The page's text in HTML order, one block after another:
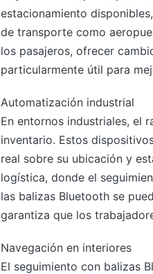
estacionamiento
de transporte como
los pasajeros, ofrecer
particularmente útil para
Automatización industrial
En entornos industriales, el
inventario. Estos
real sobre su ubicación y
logística, donde el
las balizas Bluetooth se
garantiza que los
Navegación en interiores
El seguimiento con balizas